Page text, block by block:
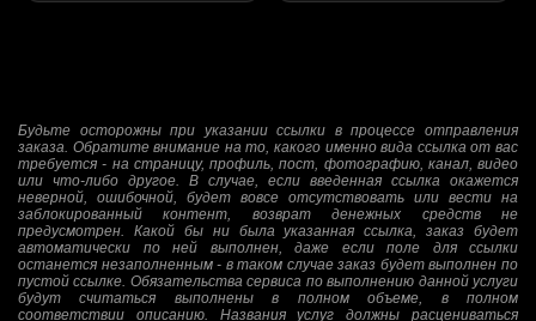
Будьте осторожны при указании ссылки в процессе отправления
заказа. Обратите внимание на то, какого именно вида ссылка от вас
требуется - на страницу, профиль, пост, фотографию, канал, видео
или что-либо другое. В случае, если введенная ссылка окажется
неверной, ошибочной, будет вовсе отсутствовать или вести на
заблокированный контент, возврат денежных средств не
предусмотрен. Какой бы ни была указанная ссылка, заказ будет
автоматически по ней выполнен, даже если поле для ссылки
останется незаполненным - в таком случае заказ будет выполнен по
пустой ссылке. Обязательства сервиса по выполнению данной услуги
будут считаться выполнены в полном объеме, в полном
соответствии описанию. Названия услуг должны расцениваться